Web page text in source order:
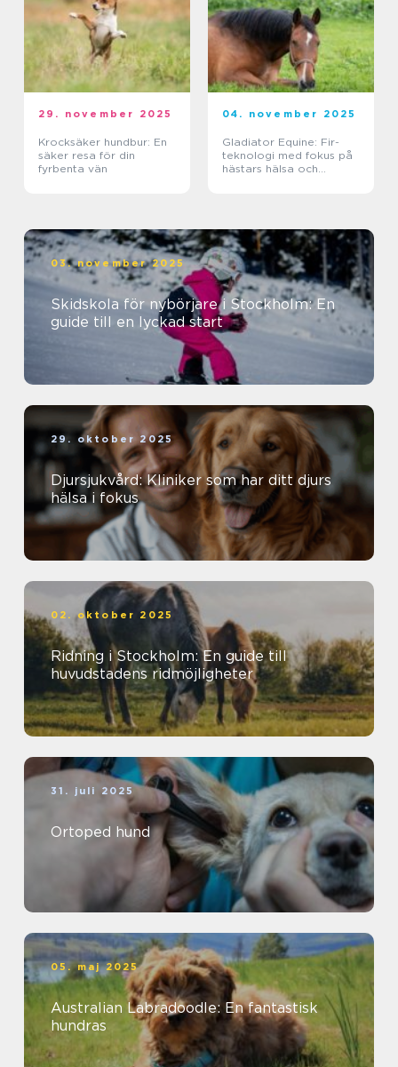
29. november 2025
Krocksäker hundbur: En
säker resa för din
fyrbenta vän
04. november 2025
Gladiator Equine: Fir-
teknologi med fokus på
hästars hälsa och
03. november 2025
Skidskola för nybörjare i Stockholm: En
guide till en lyckad start
29. oktober 2025
Djursjukvård: Kliniker som har ditt djurs
hälsa i fokus
02. oktober 2025
Ridning i Stockholm: En guide till
huvudstadens ridmöjligheter
31. juli 2025
Ortoped hund
05. maj 2025
Australian Labradoodle: En fantastisk
hundras